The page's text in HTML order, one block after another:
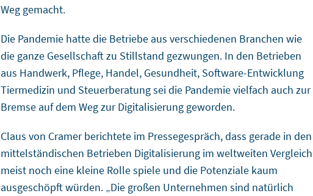
Weg gemacht.
Die Pandemie hatte die Betriebe aus verschiedenen Branchen wie
die ganze Gesellschaft zu Stillstand gezwungen. In den Betrieben
aus Handwerk, Pflege, Handel, Gesundheit, Software-Entwicklung
Tiermedizin und Steuerberatung sei die Pandemie vielfach auch zur
Bremse auf dem Weg zur Digitalisierung geworden.
Claus von Cramer berichtete im Pressegespräch, dass gerade in den
mittelständischen Betrieben Digitalisierung im weltweiten Vergleich
meist noch eine kleine Rolle spiele und die Potenziale kaum
ausgeschöpft würden. „Die großen Unternehmen sind natürlich